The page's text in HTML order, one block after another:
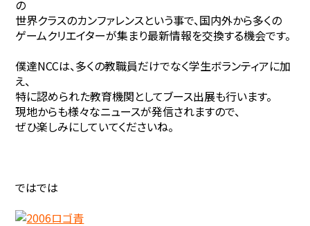
の
世界クラスのカンファレンスという事で、国内外から多くの
ゲームクリエイターが集まり最新情報を交換する機会です。
僕達NCCは、多くの教職員だけでなく学生ボランティアに加
え、
特に認められた教育機関としてブース出展も行います。
現地からも様々なニュースが発信されますので、
ぜひ楽しみにしていてくださいね。
ではでは